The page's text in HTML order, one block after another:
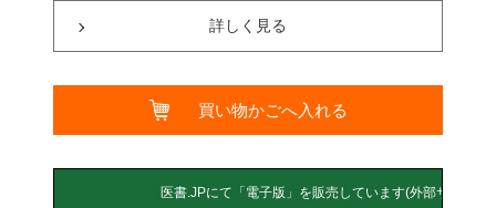
詳しく見る
買い物かごへ入れる